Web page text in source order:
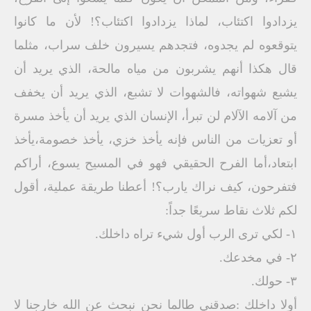
يزدادوا اكتئاب، لماذا يزدادوا اكتئاب؟! لأن ما كانوا
يتوقعوه لم يجدوه، فتجدهم يسيرون خلف سراب، مثلما
قال هكذا أنهم يشربون من مياه مالحة، الذي يريد أن
يشبع شهواته، فالشهوات لا تشبع، الذي يريد أن يخفف
من آلامه الآلام لن تبرأ، الإنسان الذي يريد أن يأخذ مسرة
أو تعزيات من الناس فإنه يأخذ خزي، يأخذ خصومة،يأخذ
ابتعاد،أما الفرح الحقيقي فهو في المسيح يسوع، أراكم
فتفرحون، كيف نراك يارب؟! أعطنا طريقة عملية، أقول
لكم ثلاث نقاط سريعًا جداً:
١- لكي ترى الرب أول شيء تراه داخلك.
٢- في مخدعك.
٣- حولك.
أولا داخلك :صدقني طالما نحن نبحث عن الله خارجنا لا